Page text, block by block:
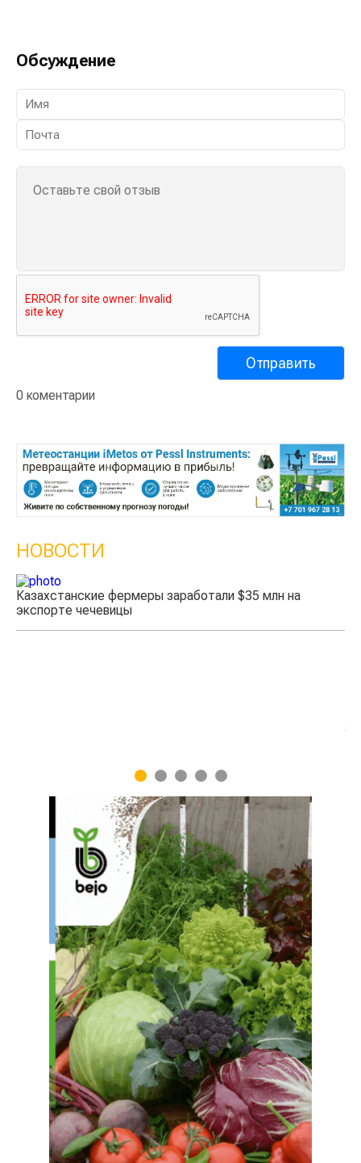
Обсуждение
0 коментарии
НОВОСТИ
Казахстанские фермеры заработали $35 млн на
экспорте чечевицы
1 2 3 4 5